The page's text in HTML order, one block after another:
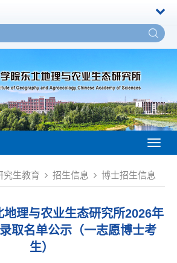
究生教育 招生信息 博士招生信息
地理与农业生态研究所2026年
取名单公示（一志愿博士考
生）